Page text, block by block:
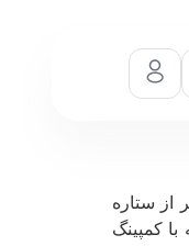
از ستاره
کمپینگ